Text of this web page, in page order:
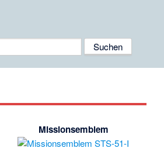
Missionsemblem